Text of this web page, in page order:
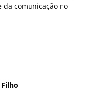
da comunicação no